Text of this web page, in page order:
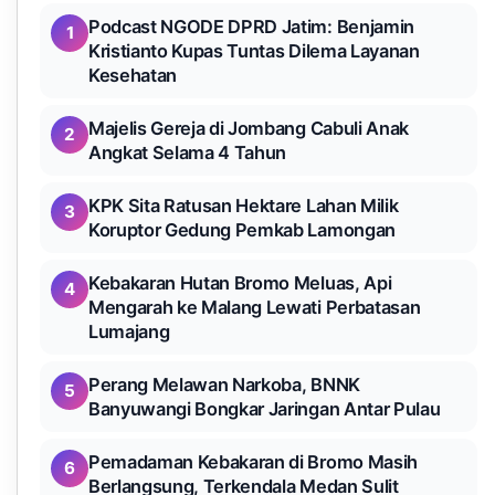
1
Podcast NGODE DPRD Jatim: Benjamin
Kristianto Kupas Tuntas Dilema Layanan
Kesehatan
2
Majelis Gereja di Jombang Cabuli Anak
Angkat Selama 4 Tahun
3
KPK Sita Ratusan Hektare Lahan Milik
Koruptor Gedung Pemkab Lamongan
4
Kebakaran Hutan Bromo Meluas, Api
Mengarah ke Malang Lewati Perbatasan
Lumajang
5
Perang Melawan Narkoba, BNNK
Banyuwangi Bongkar Jaringan Antar Pulau
6
Pemadaman Kebakaran di Bromo Masih
Berlangsung, Terkendala Medan Sulit